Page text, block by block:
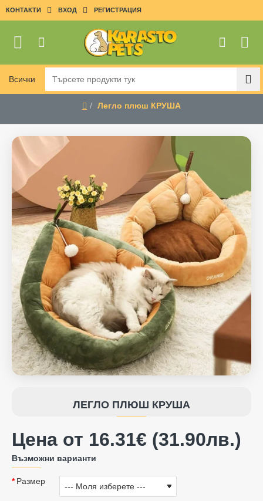
КОНТАКТИ ВХОД РЕГИСТРАЦИЯ
Всички
Търсете
продукти
Легло плюш КРУША
ЛЕГЛО ПЛЮШ КРУША
Цена от 16.31€ (31.90лв.)
Възможни варианти
Размер